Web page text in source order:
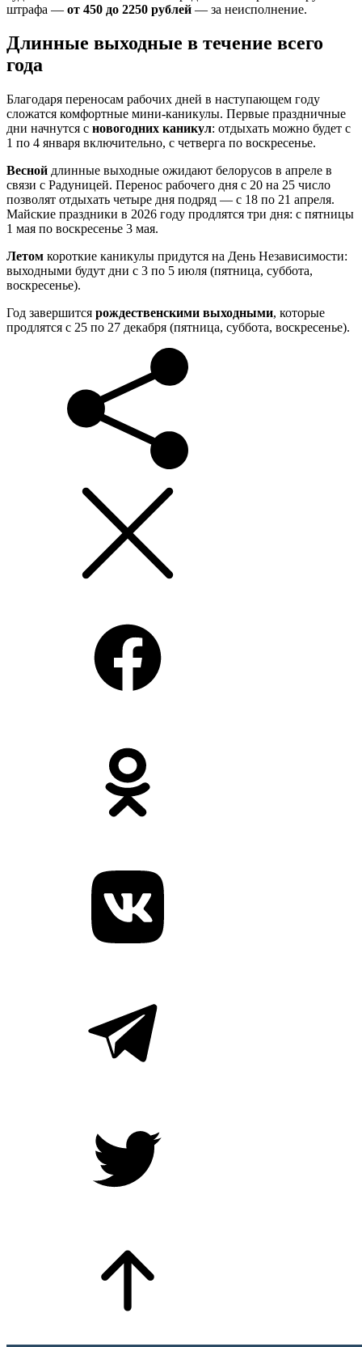
штрафа — от 450 до 2250 рублей — за неисполнение.
Длинные выходные в течение всего
года
Благодаря переносам рабочих дней в наступающем году
сложатся комфортные мини-каникулы. Первые праздничные
дни начнутся с новогодних каникул: отдыхать можно будет с
1 по 4 января включительно, с четверга по воскресенье.
Весной длинные выходные ожидают белорусов в апреле в
связи с Радуницей. Перенос рабочего дня с 20 на 25 число
позволят отдыхать четыре дня подряд — с 18 по 21 апреля.
Майские праздники в 2026 году продлятся три дня: с пятницы
1 мая по воскресенье 3 мая.
Летом короткие каникулы придутся на День Независимости:
выходными будут дни с 3 по 5 июля (пятница, суббота,
воскресенье).
Год завершится рождественскими выходными, которые
продлятся с 25 по 27 декабря (пятница, суббота, воскресенье).